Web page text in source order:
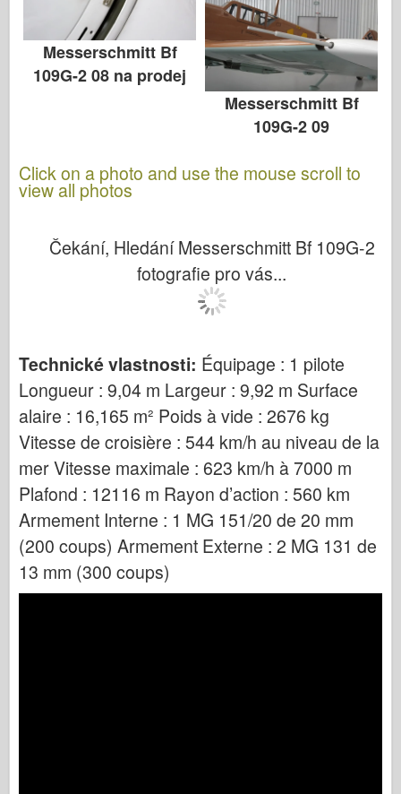
Messerschmitt Bf
109G-2 08 na prodej
Messerschmitt Bf
109G-2 09
Click on a photo and use the mouse scroll to
view all photos
Čekání, Hledání Messerschmitt Bf 109G-2
fotografie pro vás...
Technické vlastnosti: Équipage : 1 pilote
Longueur : 9,04 m Largeur : 9,92 m Surface
alaire : 16,165 m² Poids à vide : 2676 kg
Vitesse de croisière : 544 km/h au niveau de la
mer Vitesse maximale : 623 km/h à 7000 m
Plafond : 12116 m Rayon d’action : 560 km
Armement Interne : 1 MG 151/20 de 20 mm
(200 coups) Armement Externe : 2 MG 131 de
13 mm (300 coups)